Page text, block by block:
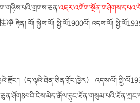
འཇར་འགོག་
净 རྟེན། ཕོ། སྐྱེས་ལོ། སྤྱི་ལོ1900ལོ། འདས་ལོ།
（ད་ལྟའི་ཐེན་ཅིན་གྲོང་ཁྱེར） འདས་ལོ།